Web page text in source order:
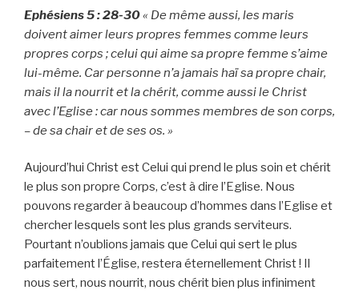
Ephésiens 5 : 28-30« De même aussi, les maris
doivent aimer leurs propres femmes comme leurs
propres corps ; celui qui aime sa propre femme s’aime
lui-même. Car personne n’a jamais haï sa propre chair,
mais il la nourrit et la chérit, comme aussi le Christ
avec l’Eglise : car nous sommes membres de son corps,
– de sa chair et de ses os. »
Aujourd’hui Christ est Celui qui prend le plus soin et chérit
le plus son propre Corps, c’est à dire l’Eglise. Nous
pouvons regarder à beaucoup d’hommes dans l’Eglise et
chercher lesquels sont les plus grands serviteurs.
Pourtant n’oublions jamais que Celui qui sert le plus
parfaitement l’Église, restera éternellement Christ ! Il
nous sert, nous nourrit, nous chérit bien plus infiniment